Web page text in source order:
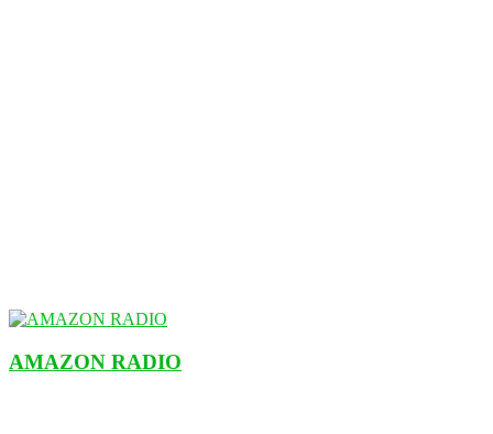
AMAZON RADIO